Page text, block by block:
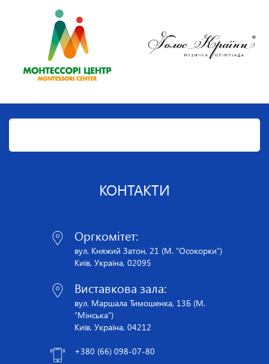
Національний авіаційний університет. Доцент
кафедри культурології та туризму.
Національна академія керівних кадрів культури і
мистецтв. Професор кафедри
мистецтвознавства та експертно-оціночної
діяльності, м. Київ.
Автор майже 200 наукових і навчально-
КОНТАКТИ
Оргкомітет:
вул. Княжий Затон, 21 (М. "Осокорки")
Київ, Україна, 02095
Виставкова зала:
вул. Маршала Тимошенка, 13Б (М.
"Мінська")
Київ, Україна, 04212
+380 (66) 098-07-80